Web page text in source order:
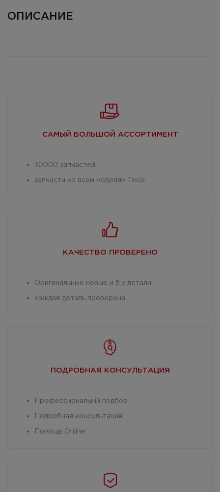
ОПИСАНИЕ
САМЫЙ БОЛЬШОЙ АССОРТИМЕНТ
30000 запчастей
запчасти ко всем моделям Tesla
КАЧЕСТВО ПРОВЕРЕНО
Оригинальные новые и б.у детали
каждая деталь проверена
ПОДРОБНАЯ КОНСУЛЬТАЦИЯ
Профессиональній подбор
Подробная консультация
Помощь Online